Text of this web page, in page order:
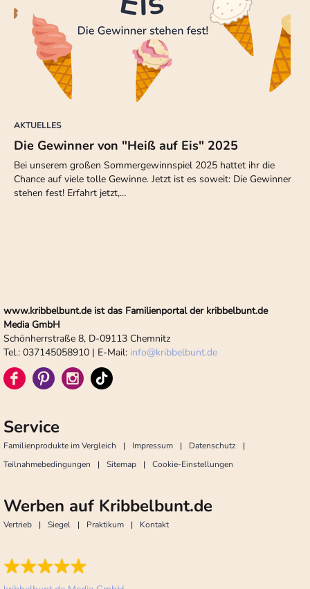
AKTUELLES
Die Gewinner von "Heiß auf Eis" 2025
Bei unserem großen Sommergewinnspiel 2025 hattet ihr die
Chance auf viele tolle Gewinne. Jetzt ist es soweit: Die Gewinner
stehen fest! Erfahrt jetzt,…
www.kribbelbunt.de ist das Familienportal der kribbelbunt.de
Media GmbH
Schönherrstraße 8, D-09113 Chemnitz
Tel.: 037145058910 | E-Mail: info@kribbelbunt.de
Service
Familienprodukte im Vergleich Impressum
Datenschutz
Teilnahmebedingungen
Sitemap Cookie-Einstellungen
Werben auf Kribbelbunt.de
Vertrieb Siegel Praktikum Kontakt